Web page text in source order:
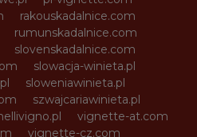
rakouskadalnice.com
rumunskadalnice.com
slovenskadalnice.com
slowacja-winieta.pl
sloweniawinieta.pl
szwajcariawinieta.pl
vignette-at.com
vignette-cz.com